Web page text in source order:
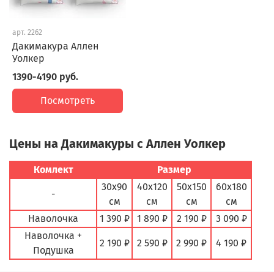
арт. 2262
Дакимакура Аллен
Уолкер
1390-4190 руб.
Посмотреть
Цены на Дакимакуры с Аллен Уолкер
Комлект Размер
-
30х90
см
40х120
см
50х150
см
60х180
см
Наволочка
1 390 ₽ 1 890 ₽ 2 190 ₽
3 090 ₽
Наволочка +
Подушка
2 190 ₽ 2 590 ₽ 2 990 ₽ 4 190 ₽